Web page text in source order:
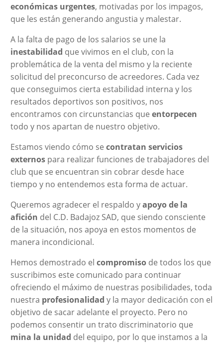
económicas urgentes, motivadas por los impagos,
que les están generando angustia y malestar.
A la falta de pago de los salarios se une la
inestabilidad que vivimos en el club, con la
problemática de la venta del mismo y la reciente
solicitud del preconcurso de acreedores. Cada vez
que conseguimos cierta estabilidad interna y los
resultados deportivos son positivos, nos
encontramos con circunstancias que entorpecen
todo y nos apartan de nuestro objetivo.
Estamos viendo cómo se contratan servicios
externos para realizar funciones de trabajadores del
club que se encuentran sin cobrar desde hace
tiempo y no entendemos esta forma de actuar.
Queremos agradecer el respaldo yapoyo de la
afición del C.D. Badajoz SAD, que siendo consciente
de la situación, nos apoya en estos momentos de
manera incondicional.
Hemos demostrado el compromiso de todos los que
suscribimos este comunicado para continuar
ofreciendo el máximo de nuestras posibilidades, toda
nuestra profesionalidad y la mayor dedicación con el
objetivo de sacar adelante el proyecto. Pero no
podemos consentir un trato discriminatorio que
mina la unidad del equipo, por lo que instamos a la